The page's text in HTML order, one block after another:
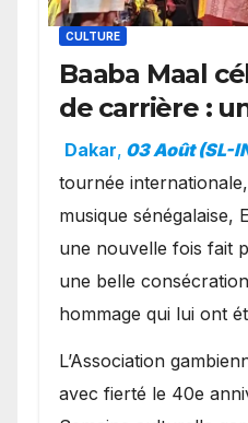
CULTURE
Baaba Maal
de carrière :
exceptionnel
présence de
royale.
Dakar, 03 Août (SL-
tournée
musique sénégalaise,
une nouvelle fois fait
une belle
hommage qui lui ont
​L’Association
avec fierté le 40e